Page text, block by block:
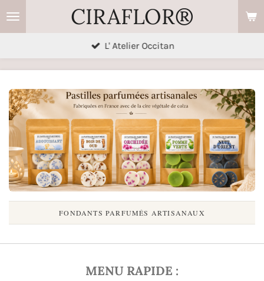
Passer
principal
CIRAFLOR®
L' Atelier Occitan
🇫🇷 ARTISANAT FRANÇAIS
FONDANTS PARFUMÉS ARTISANAUX
MENU RAPIDE :